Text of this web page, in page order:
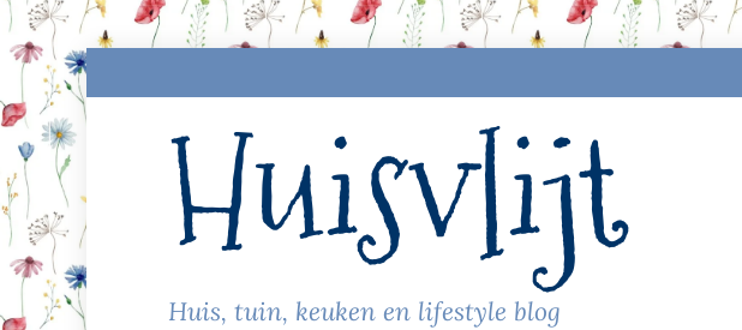
Skip
to
Huisvlijt
Huis, tuin, keuken en lifestyle blog